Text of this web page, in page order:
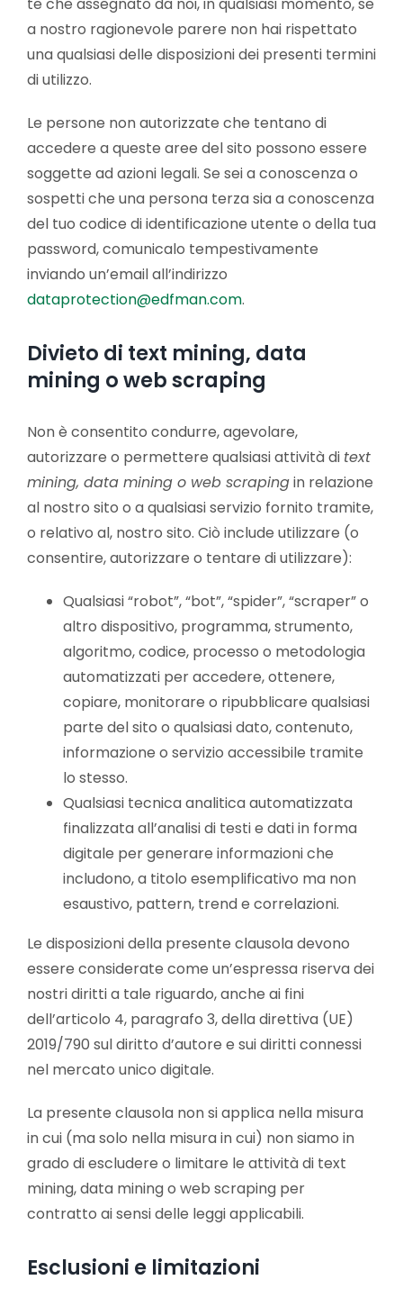
a nostro ragionevole parere non hai rispettato
una qualsiasi delle disposizioni dei presenti termini
di utilizzo.
Le persone non autorizzate che tentano di
accedere a queste aree del sito possono essere
soggette ad azioni legali. Se sei a conoscenza o
sospetti che una persona terza sia a conoscenza
del tuo codice di identificazione utente o della tua
password, comunicalo tempestivamente
inviando un’email all’indirizzo
dataprotection@edfman.com.
Divieto di text mining, data
mining o web scraping
Non è consentito condurre, agevolare,
autorizzare o permettere qualsiasi attività di text
mining, data mining o web scrapingin relazione
al nostro sito o a qualsiasi servizio fornito tramite,
o relativo al, nostro sito. Ciò include utilizzare (o
consentire, autorizzare o tentare di utilizzare):
Qualsiasi “robot”, “bot”, “spider”, “scraper” o
altro dispositivo, programma, strumento,
algoritmo, codice, processo o metodologia
automatizzati per accedere, ottenere,
copiare, monitorare o ripubblicare qualsiasi
parte del sito o qualsiasi dato, contenuto,
informazione o servizio accessibile tramite
lo stesso.
Qualsiasi tecnica analitica automatizzata
finalizzata all’analisi di testi e dati in forma
digitale per generare informazioni che
includono, a titolo esemplificativo ma non
esaustivo, pattern, trend e correlazioni.
Le disposizioni della presente clausola devono
essere considerate come un’espressa riserva dei
nostri diritti a tale riguardo, anche ai fini
dell’articolo 4, paragrafo 3, della direttiva (UE)
2019/790 sul diritto d’autore e sui diritti connessi
nel mercato unico digitale.
La presente clausola non si applica nella misura
in cui (ma solo nella misura in cui) non siamo in
grado di escludere o limitare le attività di text
mining, data mining o web scraping per
contratto ai sensi delle leggi applicabili.
Esclusioni e limitazioni